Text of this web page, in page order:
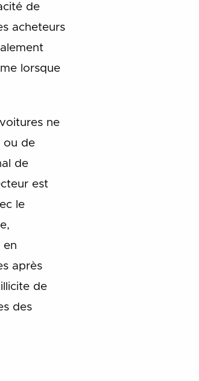
de
acheteurs
lorsque
ne
ou de
de
est
le
en
après
de
des